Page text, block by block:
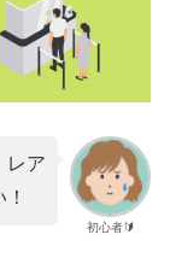
初心者🔰
レア